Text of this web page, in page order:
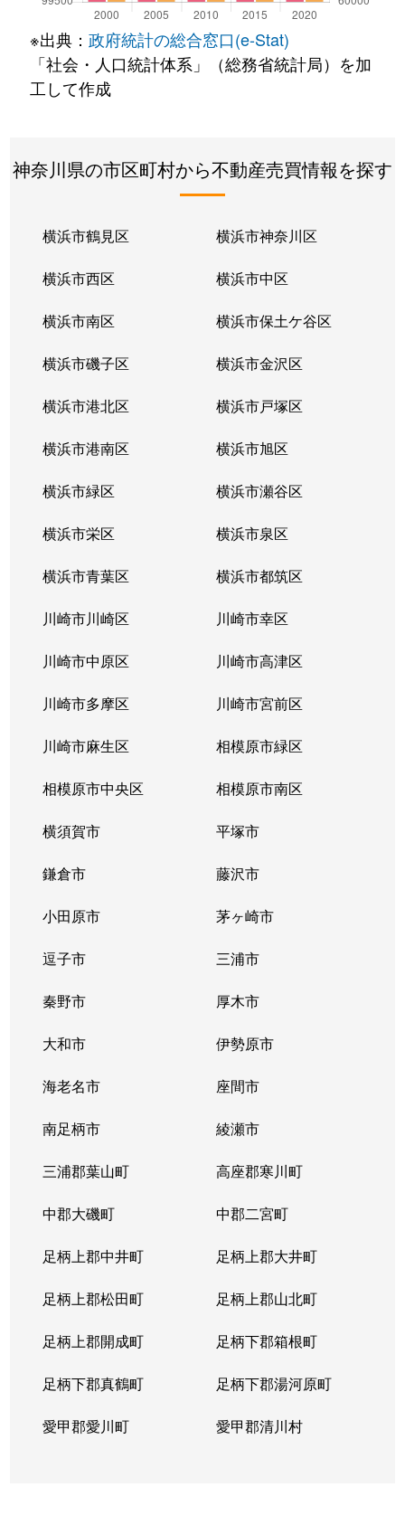
※出典： 政府統計の総合窓口(e-Stat)
「社会・人口統計体系」（総務省統計局）を加
工して作成
神奈川県の市区町村から不動産売買情報を探す
横浜市鶴見区 横浜市神奈川区
横浜市西区 横浜市中区
横浜市南区 横浜市保土ケ谷区
横浜市磯子区 横浜市金沢区
横浜市港北区 横浜市戸塚区
横浜市港南区 横浜市旭区
横浜市緑区 横浜市瀬谷区
横浜市栄区 横浜市泉区
横浜市青葉区 横浜市都筑区
川崎市川崎区 川崎市幸区
川崎市中原区 川崎市高津区
川崎市多摩区 川崎市宮前区
川崎市麻生区 相模原市緑区
相模原市中央区 相模原市南区
横須賀市 平塚市
鎌倉市 藤沢市
小田原市 茅ヶ崎市
逗子市 三浦市
秦野市 厚木市
大和市 伊勢原市
海老名市 座間市
南足柄市 綾瀬市
三浦郡葉山町 高座郡寒川町
中郡大磯町 中郡二宮町
足柄上郡中井町 足柄上郡大井町
足柄上郡松田町 足柄上郡山北町
足柄上郡開成町 足柄下郡箱根町
足柄下郡真鶴町 足柄下郡湯河原町
愛甲郡愛川町 愛甲郡清川村